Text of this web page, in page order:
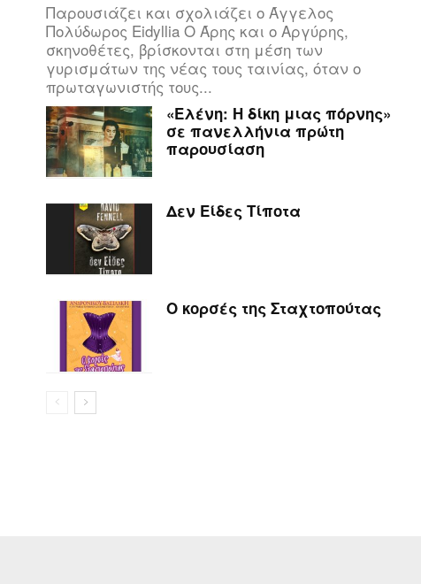
Παρουσιάζει και σχολιάζει ο Άγγελος
Πολύδωρος Eidyllia Ο Άρης και ο Αργύρης,
σκηνοθέτες, βρίσκονται στη μέση των
γυρισμάτων της νέας τους ταινίας, όταν ο
πρωταγωνιστής τους...
«Ελένη: Η δίκη μιας πόρνης»
σε πανελλήνια πρώτη
παρουσίαση
Δεν Είδες Τίποτα
Ο κορσές της Σταχτοπούτας